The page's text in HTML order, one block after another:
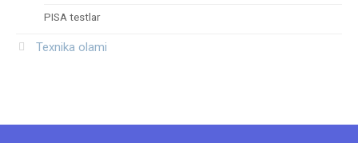
PISA testlar
Texnika olami